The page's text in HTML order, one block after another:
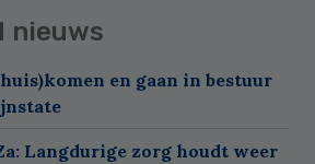
nieuws
en gaan in bestuur
Langdurige zorg houdt weer